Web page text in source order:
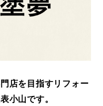
店を目指すリフォー
小山です。